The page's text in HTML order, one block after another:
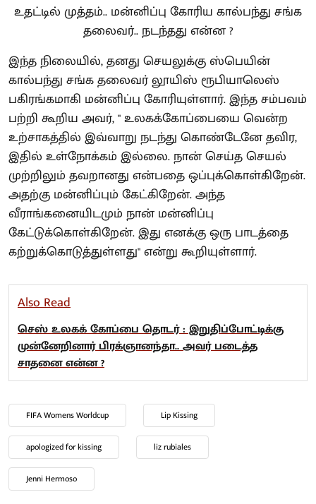
இந்த நிலையில், தனது செயலுக்கு ஸ்பெயின்
கால்பந்து சங்க தலைவர் லூயிஸ் ரூபியாலெஸ்
பகிரங்கமாகி மன்னிப்பு கோரியுள்ளார். இந்த சம்பவம்
பற்றி கூறிய அவர், " உலகக்கோப்பையை வென்ற
உற்சாகத்தில் இவ்வாறு நடந்து கொண்டேனே தவிர,
இதில் உள்நோக்கம் இல்லை. நான் செய்த செயல்
முற்றிலும் தவறானது என்பதை ஒப்புக்கொள்கிறேன்.
அதற்கு மன்னிப்பும் கேட்கிறேன். அந்த
வீராங்கனையிடமும் நான் மன்னிப்பு
கேட்டுக்கொள்கிறேன். இது எனக்கு ஒரு பாடத்தை
கற்றுக்கொடுத்துள்ளது" என்று கூறியுள்ளார்.
Also Read
செஸ் உலகக் கோப்பை தொடர் : இறுதிப்போட்டிக்கு
முன்னேறினார் பிரக்ஞானந்தா.. அவர் படைத்த
சாதனை என்ன ?
FIFA Womens Worldcup Lip Kissing
apologized for kissing liz rubiales
Jenni Hermoso